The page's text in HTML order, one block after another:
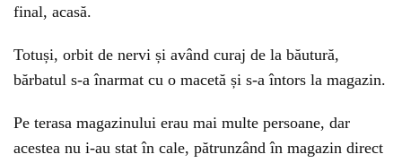
final, acasă.
Totuși, orbit de nervi și având curaj de la băutură,
bărbatul s-a înarmat cu o macetă și s-a întors la magazin.
Pe terasa magazinului erau mai multe persoane, dar
acestea nu i-au stat în cale, pătrunzând în magazin direct